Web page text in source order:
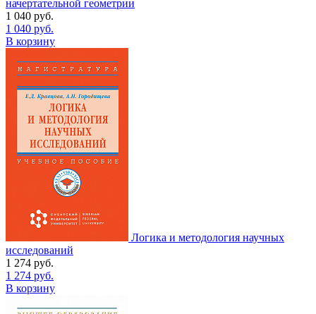
начертательной геометрии
1 040 руб.
1 040 руб.
В корзину
Логика и методология научных
исследований
1 274 руб.
1 274 руб.
В корзину